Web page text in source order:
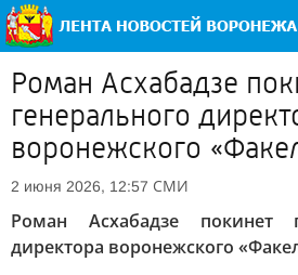
Роман Асхабадзе
генерального
воронежского
2 июня 2026, 12:57 СМИ
Роман Асхабадзе покинет
директора воронежского